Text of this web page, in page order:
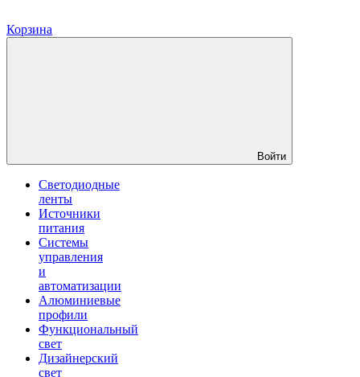
Корзина
Войти
Светодиодные
ленты
Источники
питания
Системы
управления
и
автоматизации
Алюминиевые
профили
Функциональный
свет
Дизайнерский
свет